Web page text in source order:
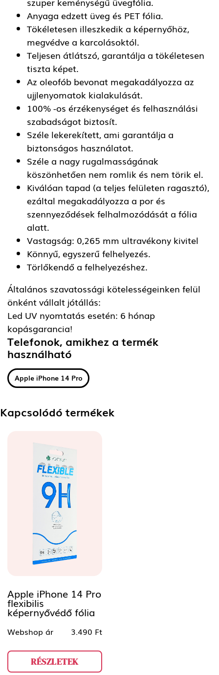
Anyaga edzett üveg és PET fólia.
Tökéletesen illeszkedik a képernyőhöz,
megvédve a karcolásoktól.
Teljesen átlátszó, garantálja a tökéletesen
tiszta képet.
Az oleofób bevonat megakadályozza az
ujjlenyomatok kialakulását.
100% -os érzékenységet és felhasználási
szabadságot biztosít.
Széle lekerekített, ami garantálja a
biztonságos használatot.
Széle a nagy rugalmasságának
köszönhetően nem romlik és nem törik el.
Kiválóan tapad (a teljes felületen ragasztó),
ezáltal megakadályozza a por és
szennyeződések felhalmozódását a fólia
alatt.
Vastagság: 0,265 mm ultravékony kivitel
Könnyű, egyszerű felhelyezés.
Törlőkendő a felhelyezéshez.
Általános szavatossági kötelességeinken felül
önként vállalt jótállás:
Led UV nyomtatás esetén: 6 hónap
kopásgarancia!
Telefonok, amikhez a termék
használható
Apple iPhone 14 Pro
Kapcsolódó termékek
Apple iPhone 14 Pro
flexibilis
képernyővédő fólia
Webshop ár 3.490 Ft
RÉSZLETEK